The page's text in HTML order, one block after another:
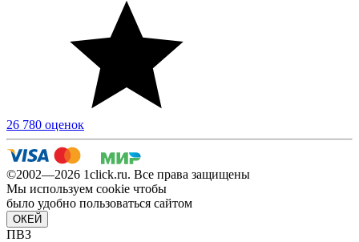
26 780 оценок
©2002—2026 1сlick.ru. Все права защищены
Мы используем cookie чтобы
было удобно пользоваться сайтом
ОКЕЙ
ПВЗ